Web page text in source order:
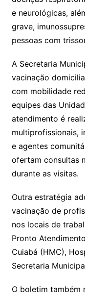
e neurológicas,
grave,
pessoas com
A Secretaria
vacinação
com mobilidade
equipes das
atendimento é
multiprofissionais,
e agentes
ofertam consultas
durante as visitas.
Outra estratégia
vacinação de
nos locais de
Pronto
Cuiabá (HMC),
Secretaria
O boletim também